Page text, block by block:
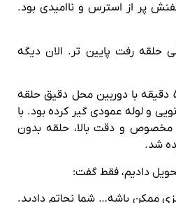
پر از استرس و ناامیدی بود.
حلقه رفت پایین‌ تر. الان دیگه
وقتی رسیدیم، در کمتر از ۵ دقیقه با دوربین محل دقیق حلقه
و لوله عمودی گیر کرده بود. با
مخصوص و دقت بالا، حلقه بدون
شد.
دادیم، فقط گفت:
ممکن باشه… شما نجاتم دادید.